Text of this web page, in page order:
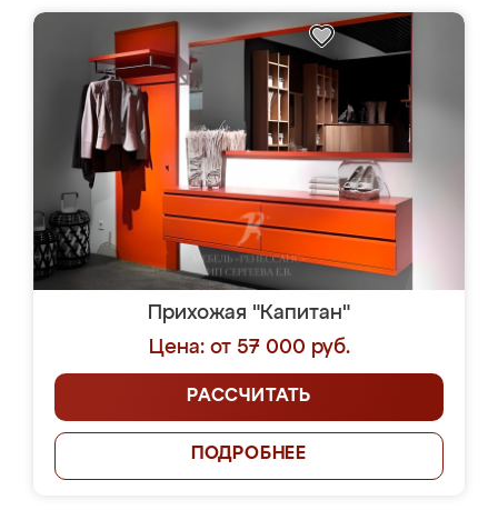
Прихожая "Капитан"
Цена: от 57 000 руб.
РАССЧИТАТЬ
ПОДРОБНЕЕ